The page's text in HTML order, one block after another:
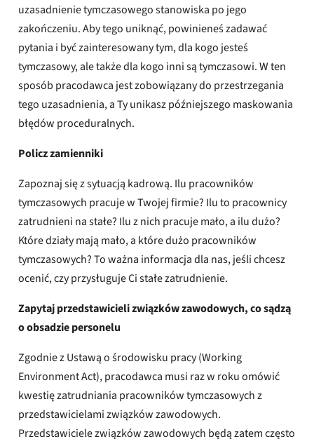
uzasadnienie tymczasowego stanowiska po jego
zakończeniu. Aby tego uniknąć, powinieneś zadawać
pytania i być zainteresowany tym, dla kogo jesteś
tymczasowy, ale także dla kogo inni są tymczasowi. W ten
sposób pracodawca jest zobowiązany do przestrzegania
tego uzasadnienia, a Ty unikasz późniejszego maskowania
błędów proceduralnych.
Policz zamienniki
Zapoznaj się z sytuacją kadrową. Ilu pracowników
tymczasowych pracuje w Twojej firmie? Ilu to pracownicy
zatrudnieni na stałe? Ilu z nich pracuje mało, a ilu dużo?
Które działy mają mało, a które dużo pracowników
tymczasowych? To ważna informacja dla nas, jeśli chcesz
ocenić, czy przysługuje Ci stałe zatrudnienie.
Zapytaj przedstawicieli związków zawodowych, co sądzą
o obsadzie personelu
Zgodnie z Ustawą o środowisku pracy (Working
Environment Act), pracodawca musi raz w roku omówić
kwestię zatrudniania pracowników tymczasowych z
przedstawicielami związków zawodowych.
Przedstawiciele związków zawodowych będą zatem często